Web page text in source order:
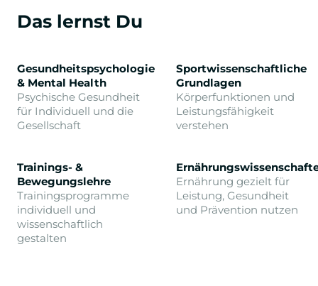
Das lernst Du
Gesundheitspsychologie
& Mental Health
Psychische Gesundheit
für Individuell und die
Gesellschaft
Sportwissenschaftliche
Grundlagen
Körperfunktionen und
Leistungsfähigkeit
verstehen
Trainings- &
Bewegungslehre
Trainingsprogramme
individuell und
wissenschaftlich
gestalten
Ernährung gezielt für
Leistung, Gesundheit
und Prävention nutzen